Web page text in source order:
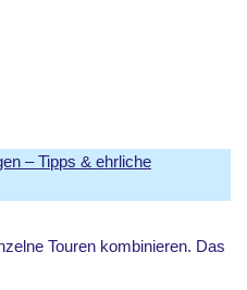
– Tipps & ehrliche
Touren kombinieren. Das